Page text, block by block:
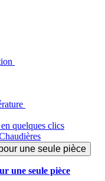
quelques clics
une seule pièce
une seule pièce